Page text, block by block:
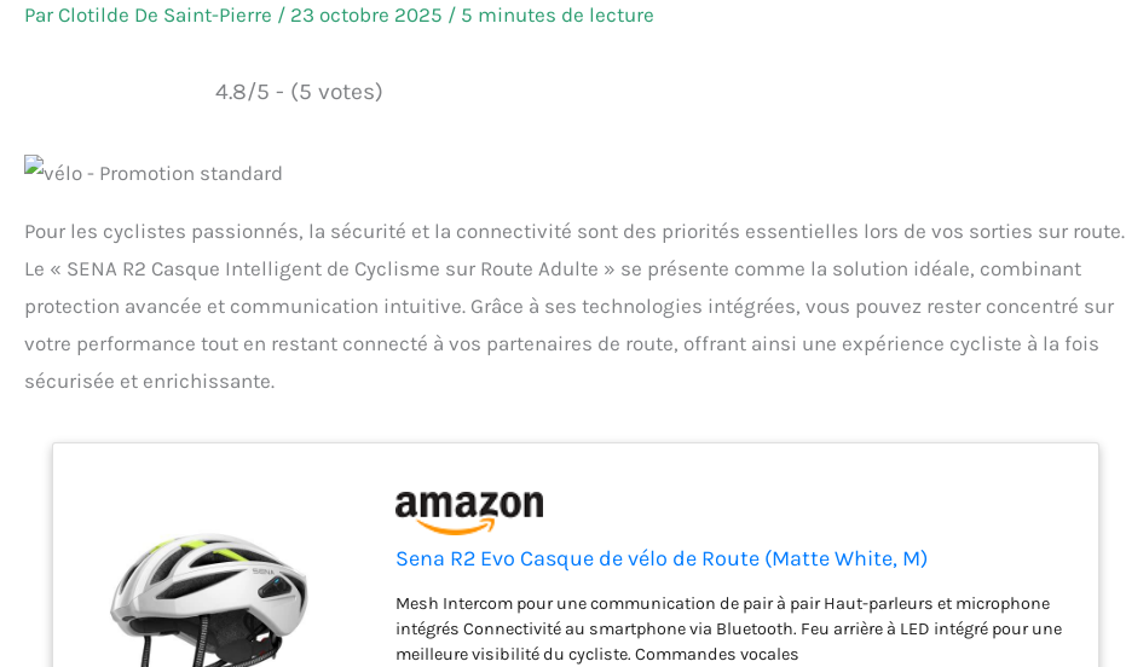
ParClotilde De Saint-Pierre / 23 octobre 2025 / 5 minutes de lecture
4.8/5 - (5 votes)
Pour les cyclistes passionnés, la sécurité et la connectivité sont des priorités essentielles lors de vos sorties sur route.
Le « SENA R2 Casque Intelligent de Cyclisme sur Route Adulte » se présente comme la solution idéale, combinant
protection avancée et communication intuitive. Grâce à ses technologies intégrées, vous pouvez rester concentré sur
votre performance tout en restant connecté à vos partenaires de route, offrant ainsi une expérience cycliste à la fois
sécurisée et enrichissante.
Sena R2 Evo Casque de vélo de Route (Matte White, M)
Mesh Intercom pour une communication de pair à pair Haut-parleurs et microphone
intégrés Connectivité au smartphone via Bluetooth. Feu arrière à LED intégré pour une
meilleure visibilité du cycliste. Commandes vocales